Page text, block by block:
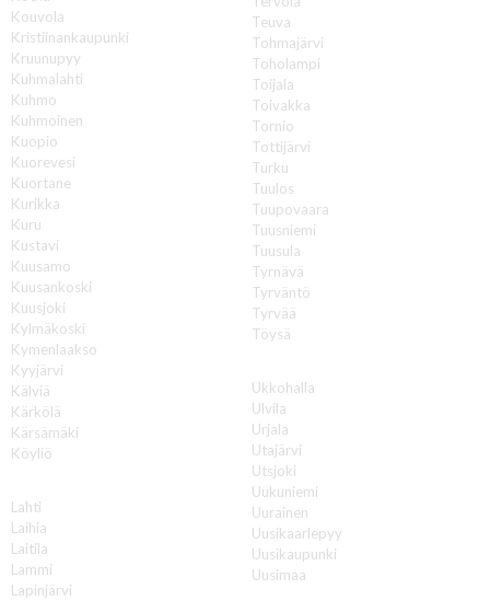
Kouvola
Kristiinankaupunki
Kruunupyy
Kuhmalahti
Kuhmo
Kuhmoinen
Kuopio
Kuorevesi
Kuortane
Kurikka
Kuru
Kustavi
Kuusamo
Kuusankoski
Kuusjoki
Kylmäkoski
Kymenlaakso
Kyyjärvi
Kälviä
Kärkölä
Kärsämäki
Köyliö
Lahti
Laihia
Laitila
Lammi
Lapinjärvi
Teuva
Tohmajärvi
Toholampi
Toijala
Toivakka
Tornio
Tottijärvi
Turku
Tuulos
Tuupovaara
Tuusniemi
Tuusula
Tyrnävä
Tyrväntö
Tyrvää
Töysä
Ukkohalla
Ulvila
Urjala
Utajärvi
Utsjoki
Uukuniemi
Uurainen
Uusikaarlepyy
Uusikaupunki
Uusimaa